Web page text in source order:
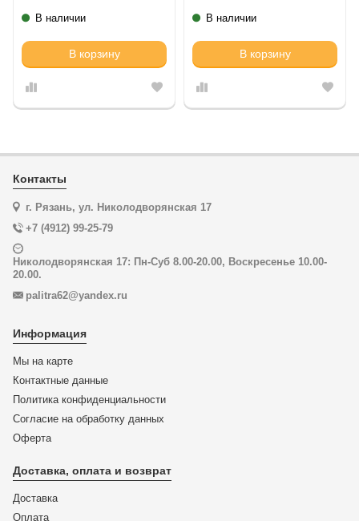
В наличии
В корзину
В наличии
В корзину
Контакты
г. Рязань, ул. Николодворянская 17
+7 (4912) 99-25-79
Николодворянская 17: Пн-Суб 8.00-20.00, Воскресенье 10.00-
20.00.
palitra62@yandex.ru
Информация
Мы на карте
Контактные данные
Политика конфиденциальности
Согласие на обработку данных
Оферта
Доставка, оплата и возврат
Доставка
Оплата